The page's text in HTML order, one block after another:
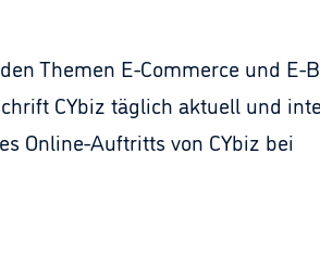
Themen E-Commerce und E-
CYbiz täglich aktuell und
Online-Auftritts von CYbiz bei